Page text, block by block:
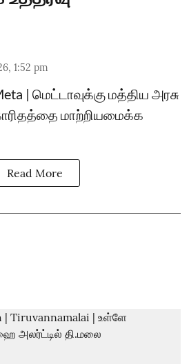
1:52 pm
| மெட்டாவுக்கு மத்திய அரசு
மாற்றியமைக்க
Read More